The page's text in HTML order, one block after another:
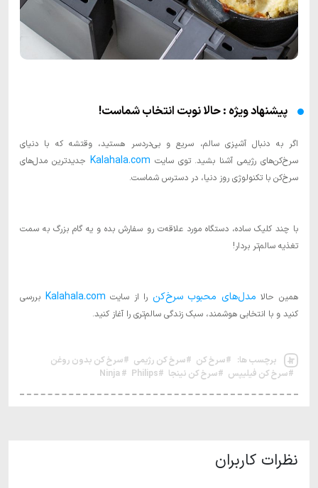
پیشنهاد ویژه : حالا نوبت انتخاب شماست!
اگر به دنبال آشپزی سالم، سریع و بی‌دردسر هستید، وقتشه که با دنیای
سرخ‌کن‌های رژیمی آشنا بشید. توی سایت Kalahala.com جدیدترین مدل‌های
سرخ‌کن با تکنولوژی روز دنیا، در دسترس شماست.
با چند کلیک ساده، دستگاه مورد علاقه‌ت رو سفارش بده و یه گام بزرگ به سمت
تغذیه سالم‌تر بردار!
همین حالا مدل‌های محبوب سرخ‌کن را از سایت Kalahala.com بررسی
کنید و با انتخابی هوشمند، سبک زندگی سالم‌تری را آغاز کنید.
برچسب ها: #سرخ کن #سرخ کن رژیمی #سرخ کن بدون روغن
#سرخ کن فیلیپس #سرخ کن نینجا #Philips
# Ninja
نظرات کاربران